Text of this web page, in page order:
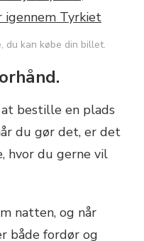
kan købe din billet.
bestille en plads
du gør det, er det
hvor du gerne vil
natten, og når
både fordør og